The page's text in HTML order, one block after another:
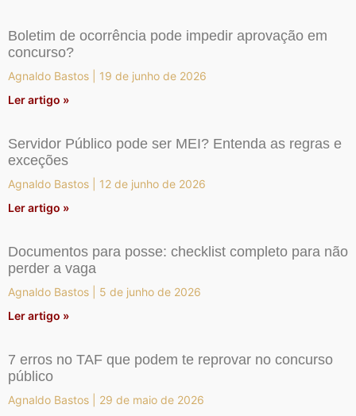
Boletim de ocorrência pode impedir aprovação em
concurso?
Agnaldo Bastos
19 de junho de 2026
Ler artigo »
Servidor Público pode ser MEI? Entenda as regras e
exceções
Agnaldo Bastos
12 de junho de 2026
Ler artigo »
Documentos para posse: checklist completo para não
perder a vaga
Agnaldo Bastos
5 de junho de 2026
Ler artigo »
7 erros no TAF que podem te reprovar no concurso
público
Agnaldo Bastos
29 de maio de 2026